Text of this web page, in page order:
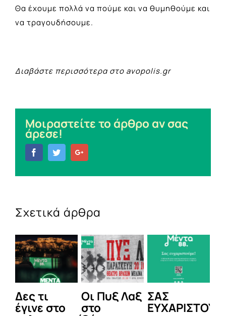
Θα έχουμε πολλά να πούμε και να θυμηθούμε και
να τραγουδήσουμε.
Διαβάστε περισσότερα στο avopolis.gr
Μοιραστείτε το άρθρο αν σας
άρεσε!
FacebookTwitter
Σχετικά άρθρα
τι
στο
Οι Πυξ Λαξ
στο
ΣΑΣ
ΕΥΧΑΡΙΣΤΟΥΜΕ!
1η